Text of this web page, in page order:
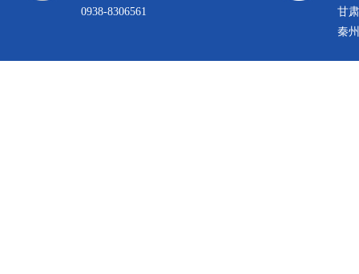
0938-8306561
甘
秦